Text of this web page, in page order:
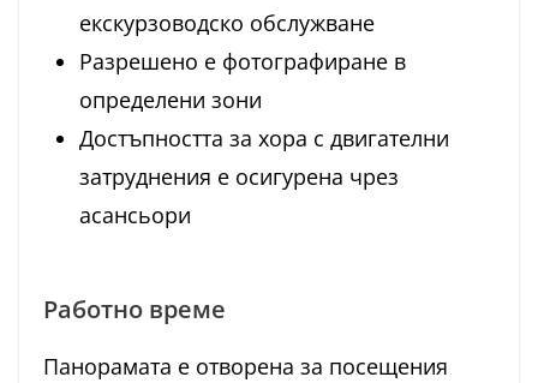
екскурзоводско обслужване
Разрешено е фотографиране в
определени зони
Достъпността за хора с двигателни
затруднения е осигурена чрез
асансьори
Работно време
Панорамата е отворена за посещения